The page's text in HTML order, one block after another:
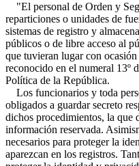
"El personal de Orden y
reparticiones o unidades de
sistemas de registro y
públicos o de libre acceso al
que tuvieran lugar con
reconocido en el numeral 13º
Política de la República.
Los funcionarios y toda
obligados a guardar secreto
dichos procedimientos, la que
información reservada.
necesarios para proteger la
aparezcan en los registros.